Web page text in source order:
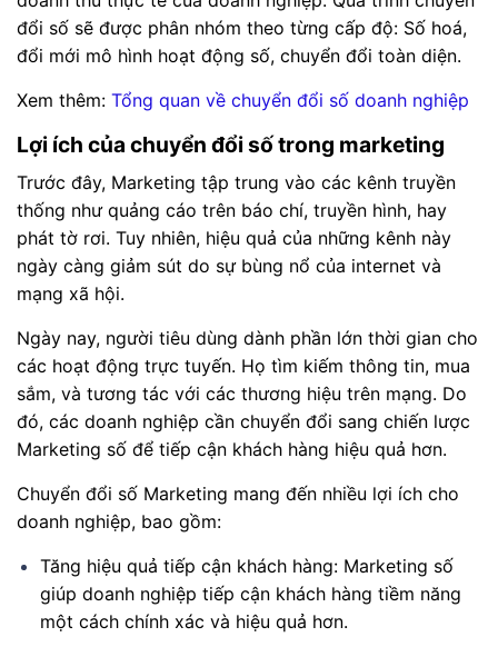
đổi số sẽ được phân nhóm theo từng cấp độ: Số hoá,
đổi mới mô hình hoạt động số, chuyển đổi toàn diện.
Xem thêm: Tổng quan về chuyển đổi số doanh nghiệp
Lợi ích của chuyển đổi số trong marketing
Trước đây, Marketing tập trung vào các kênh truyền
thống như quảng cáo trên báo chí, truyền hình, hay
phát tờ rơi. Tuy nhiên, hiệu quả của những kênh này
ngày càng giảm sút do sự bùng nổ của internet và
mạng xã hội.
Ngày nay, người tiêu dùng dành phần lớn thời gian cho
các hoạt động trực tuyến. Họ tìm kiếm thông tin, mua
sắm, và tương tác với các thương hiệu trên mạng. Do
đó, các doanh nghiệp cần chuyển đổi sang chiến lược
Marketing số để tiếp cận khách hàng hiệu quả hơn.
Chuyển đổi số Marketing mang đến nhiều lợi ích cho
doanh nghiệp, bao gồm:
Tăng hiệu quả tiếp cận khách hàng: Marketing số
giúp doanh nghiệp tiếp cận khách hàng tiềm năng
một cách chính xác và hiệu quả hơn.